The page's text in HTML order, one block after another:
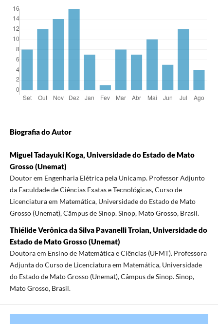
Biografia do Autor
Miguel Tadayuki Koga, Universidade do Estado de Mato
Grosso (Unemat)
Doutor em Engenharia Elétrica pela Unicamp. Professor Adjunto
da Faculdade de Ciências Exatas e Tecnológicas, Curso de
Licenciatura em Matemática, Universidade do Estado de Mato
Grosso (Unemat), Câmpus de Sinop. Sinop, Mato Grosso, Brasil.
Thiélide Verônica da Silva Pavanelli Troian, Universidade do
Estado de Mato Grosso (Unemat)
Doutora em Ensino de Matemática e Ciências (UFMT). Professora
Adjunta do Curso de Licenciatura em Matemática, Universidade
do Estado de Mato Grosso (Unemat), Câmpus de Sinop. Sinop,
Mato Grosso, Brasil.